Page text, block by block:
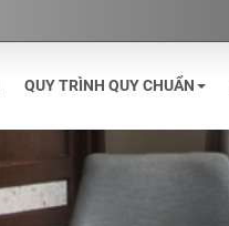
QUY TRÌNH QUY CHUẨN